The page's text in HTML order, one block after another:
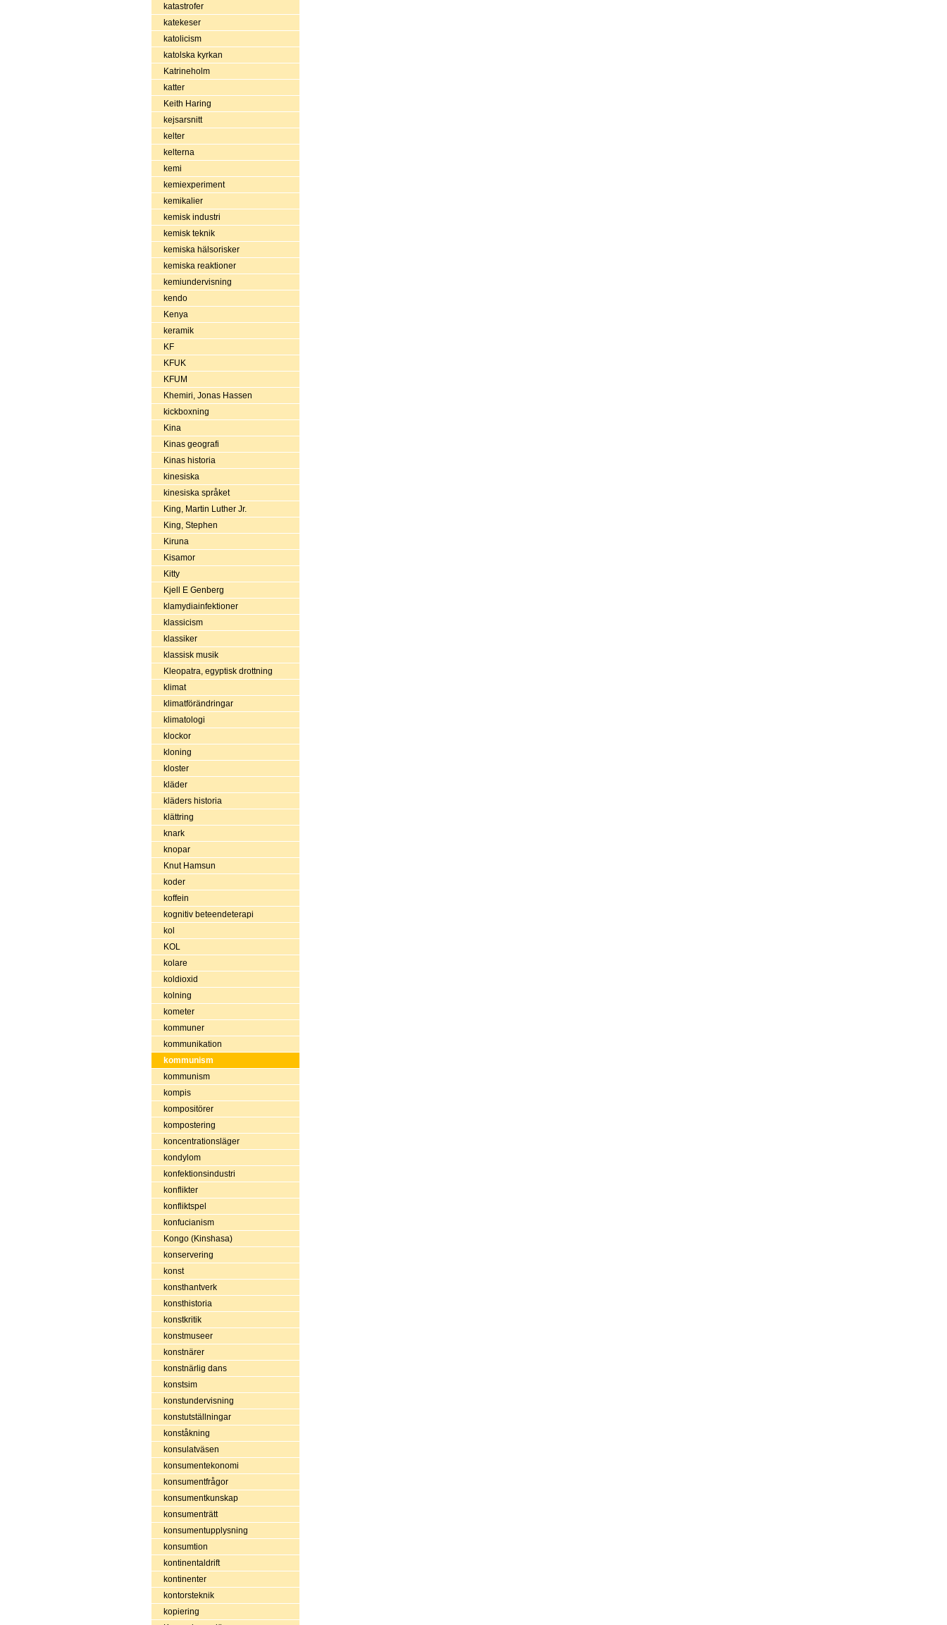
katastrofer
katekeser
katolicism
katolska kyrkan
Katrineholm
katter
Keith Haring
kejsarsnitt
kelter
kelterna
kemi
kemiexperiment
kemikalier
kemisk industri
kemisk teknik
kemiska hälsorisker
kemiska reaktioner
kemiundervisning
kendo
Kenya
keramik
KF
KFUK
KFUM
Khemiri, Jonas Hassen
kickboxning
Kina
Kinas geografi
Kinas historia
kinesiska
kinesiska språket
King, Martin Luther Jr.
King, Stephen
Kiruna
Kisamor
Kitty
Kjell E Genberg
klamydiainfektioner
klassicism
klassiker
klassisk musik
Kleopatra, egyptisk drottning
klimat
klimatförändringar
klimatologi
klockor
kloning
kloster
kläder
kläders historia
klättring
knark
knopar
Knut Hamsun
koder
koffein
kognitiv beteendeterapi
kol
KOL
kolare
koldioxid
kolning
kometer
kommuner
kommunikation
kommunism
kommunism
kompis
kompositörer
kompostering
koncentrationsläger
kondylom
konfektionsindustri
konflikter
konfliktspel
konfucianism
Kongo (Kinshasa)
konservering
konst
konsthantverk
konsthistoria
konstkritik
konstmuseer
konstnärer
konstnärlig dans
konstsim
konstundervisning
konstutställningar
konståkning
konsulatväsen
konsumentekonomi
konsumentfrågor
konsumentkunskap
konsumenträtt
konsumentupplysning
konsumtion
kontinentaldrift
kontinenter
kontorsteknik
kopiering